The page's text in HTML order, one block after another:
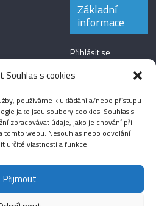
Souhlas s cookies
používáme k ukládání a/nebo přístupu
jako jsou soubory cookies. Souhlas s
zpracovávat údaje, jako je chování při
tomto webu. Nesouhlas nebo odvolání
určité vlastnosti a funkce.
Přijmout
Základní
informace
Přihlásit se
Zdroj kanálů
Kanál komentářů
Česká lokalizace